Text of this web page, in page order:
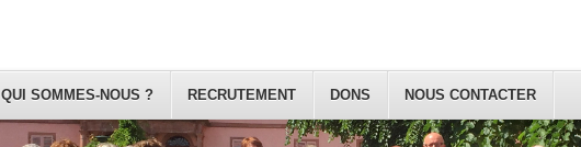
QUI SOMMES-NOUS ? RECRUTEMENT DONS NOUS CONTACTER